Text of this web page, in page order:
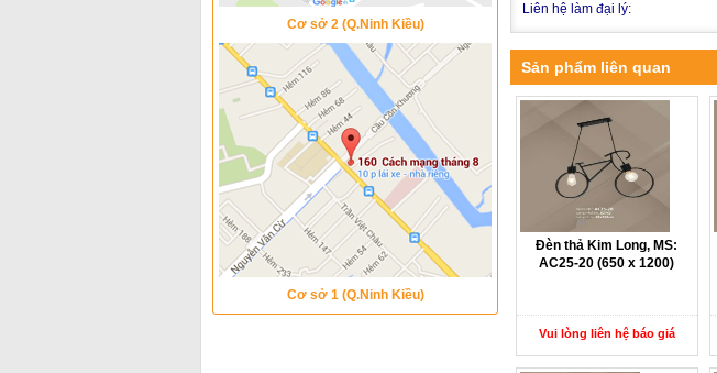
Cơ sở 2 (Q.Ninh Kiều)
Cơ sở 1 (Q.Ninh Kiều)
Liên hệ làm đại lý:
Sản phẩm liên quan
Đèn thả Kim Long, MS:
AC25-20 (650 x 1200)
Vui lòng liên hệ báo giá